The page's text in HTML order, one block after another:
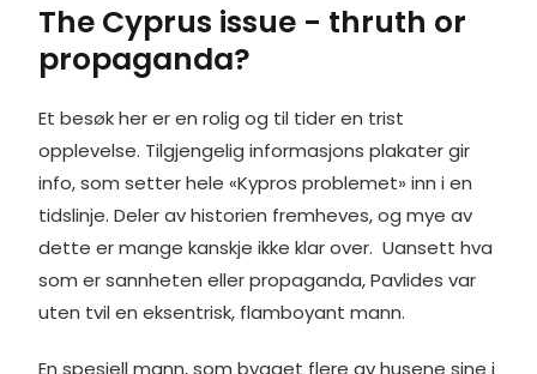
The Cyprus issue - thruth or
propaganda?
Et besøk her er en rolig og til tider en trist
opplevelse. Tilgjengelig informasjons plakater gir
info, som setter hele «Kypros problemet» inn i en
tidslinje. Deler av historien fremheves, og mye av
dette er mange kanskje ikke klar over. Uansett hva
som er sannheten eller propaganda, Pavlides var
uten tvil en eksentrisk, flamboyant mann.